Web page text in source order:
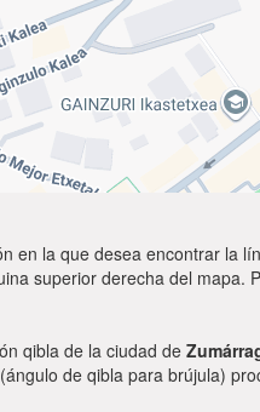
en la que desea encontrar la
superior derecha del mapa.
qibla de la ciudad de
de qibla para brújula)